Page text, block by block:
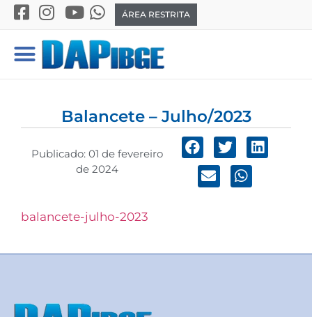
ÁREA RESTRITA
Balancete – Julho/2023
Publicado: 01 de fevereiro
de 2024
balancete-julho-2023